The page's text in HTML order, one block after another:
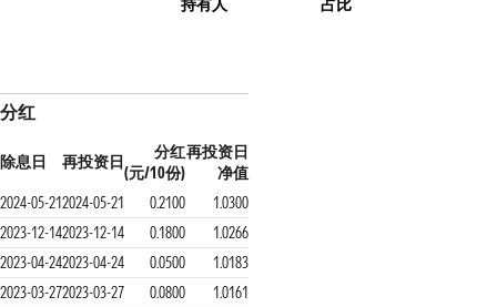
分红
除息日 再投资日
分红
(元/10份)
再投资日
净值
2024-05-212024-05-21 0.2100
1.0300
2023-12-142023-12-14 0.1800
1.0266
2023-04-242023-04-24 0.0500
1.0183
2023-03-272023-03-27 0.0800
1.0161